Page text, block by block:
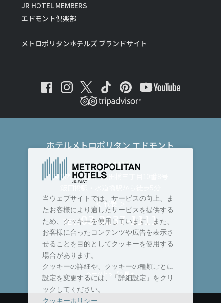
JR HOTEL MEMBERS
エドモント倶楽部
メトロポリタンホテルズ ブランドサイト
ホテルメトロポリタン エドモント
〒102-8130
東京都千代田区飯田橋三丁目10番8号
＜ 代表 ＞
TEL :03-3237-1111
ページトップへ戻る
当ウェブサイトでは、サービスの向上、ま
たお客様により適したサービスを提供する
ため、クッキーを使用しています。また、
お客様に合ったコンテンツや広告を表示さ
せることを目的としてクッキーを使用する
場合があります。
クッキーの詳細や、クッキーの種類ごとに
設定を変更するには、「詳細設定」をクリ
ックしてください。
クッキーポリシー